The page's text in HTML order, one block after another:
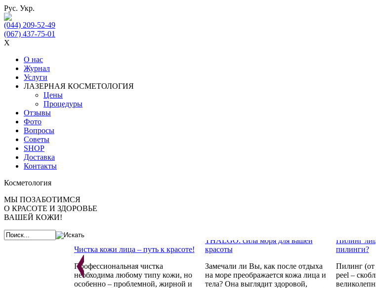
Рус. Укр.
(044) 209-52-49
(067) 437-75-01
X
О нас
Журнал
Услуги
ЛАЗЕРНАЯ КОСМЕТОЛОГИЯ
Цены
Процедуры
Отзывы
Фото
Вопросы
Советы
SHOP
Доставка
Контакты
Косметология
МЫ ПОЗАБОТИМСЯ
О КРАСОТЕ И ЗДОРОВЬЕ
ВАШЕЙ КОЖИ!
Чистка кожи лица – путь к красоте!
Профессиональная чистка
необходима любому типу кожи, но
особенно – проблемной, жирной и
THALGO: сила моря для вашей
красоты
Замечали ли Вы, как после отдыха
на море преображается кожа лица и
тела? Она выглядит здоровой,
Пилинг
пилинги?
Пилинг (от
peel –